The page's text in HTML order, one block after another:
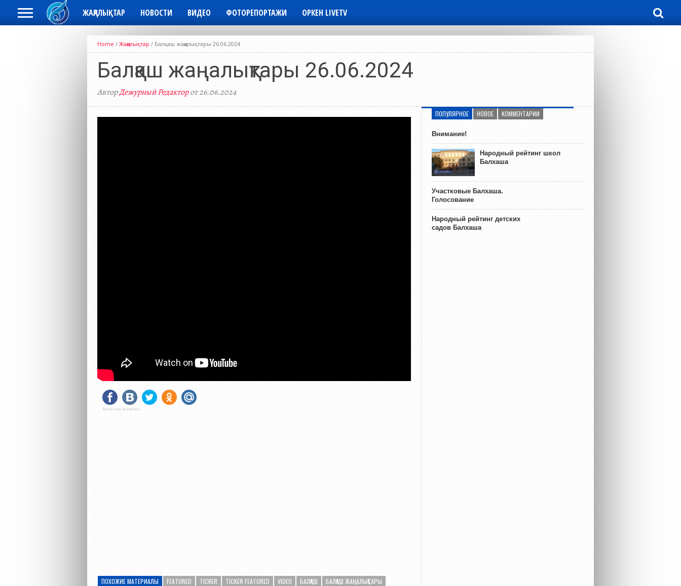
ЖАҢАЛЫҚТАР НОВОСТИ ВИДЕО ФОТОРЕПОРТАЖИ ОРКЕН LIVETV
Home / Жаңалықтар / Балқаш жаңалықтары 26.06.2024
Балқаш жаңалықтары 26.06.2024
АвторДежурный Редакторот 26.06.2024
Social Like WordPress
ПОХОЖИЕ МАТЕРИАЛЫ FEATURED TICKER TICKER FEATURED VIDEO БАЛҚАШ
БАЛҚАШ ЖАҢАЛЫҚТАРЫ
ПОПУЛЯРНОЕ НОВОЕ КОММЕНТАРИИ
Внимание!
Народный рейтинг школ
Балхаша
Участковые Балхаша.
Голосование
Народный рейтинг детских
садов Балхаша